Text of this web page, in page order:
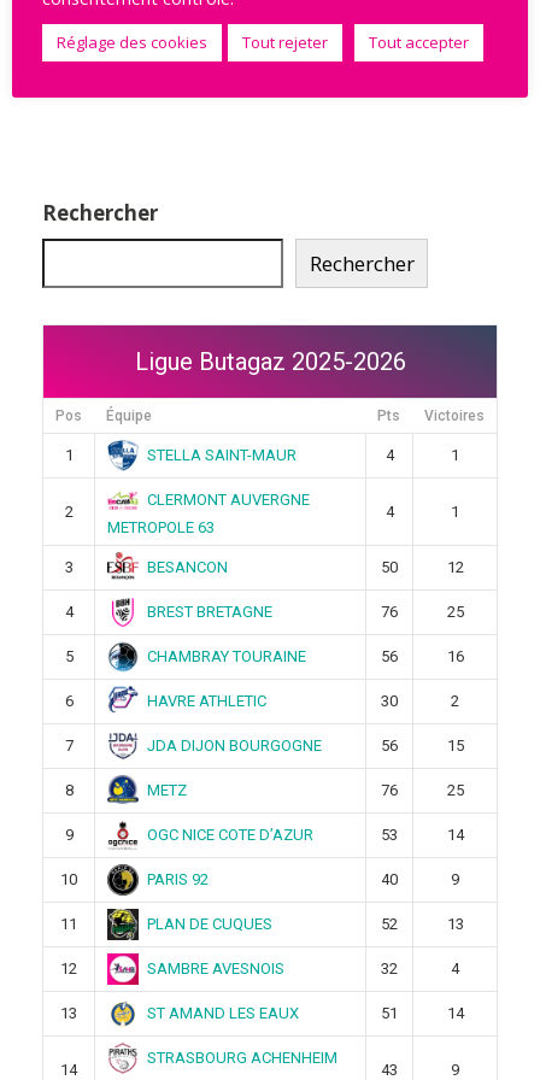
STRASBOURG ACHENHEIM TRUCHTERSHEIM vs HAVRE
ATHLETIC
Rechercher
Rechercher
Ligue Butagaz 2025-2026
Pos Équipe Pts Victoires
1 STELLA SAINT-MAUR 4 1
2
CLERMONT AUVERGNE
METROPOLE 63
4 1
3 BESANCON 50 12
4 BREST BRETAGNE 76 25
5 CHAMBRAY TOURAINE 56 16
6 HAVRE ATHLETIC 30 2
7 JDA DIJON BOURGOGNE 56 15
8 METZ 76 25
9 OGC NICE COTE D’AZUR 53 14
10 PARIS 92 40 9
11 PLAN DE CUQUES 52 13
12 SAMBRE AVESNOIS 32 4
13 ST AMAND LES EAUX 51 14
14
STRASBOURG ACHENHEIM
43 9
Réglage des cookies Tout rejeter Tout accepter